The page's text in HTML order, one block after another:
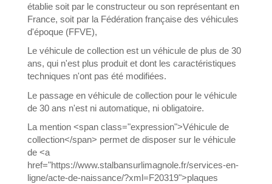
établie soit par le constructeur ou son représentant en
France, soit par la Fédération française des véhicules
d'époque (FFVE),
Le véhicule de collection est un véhicule de plus de 30
ans, qui n'est plus produit et dont les caractéristiques
techniques n'ont pas été modifiées.
Le passage en véhicule de collection pour le véhicule
de 30 ans n'est ni automatique, ni obligatoire.
La mention <span class="expression">Véhicule de
collection</span> permet de disposer sur le véhicule
de <a
href="https://www.stalbansurlimagnole.fr/services-en-
ligne/acte-de-naissance/?xml=F20319">plaques